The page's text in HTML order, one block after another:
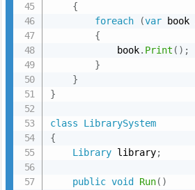
{
foreach
(var book
{
            book
. Print ( ) ;
}
}
}
class
LibrarySystem
{
Library library;
public void Run( )